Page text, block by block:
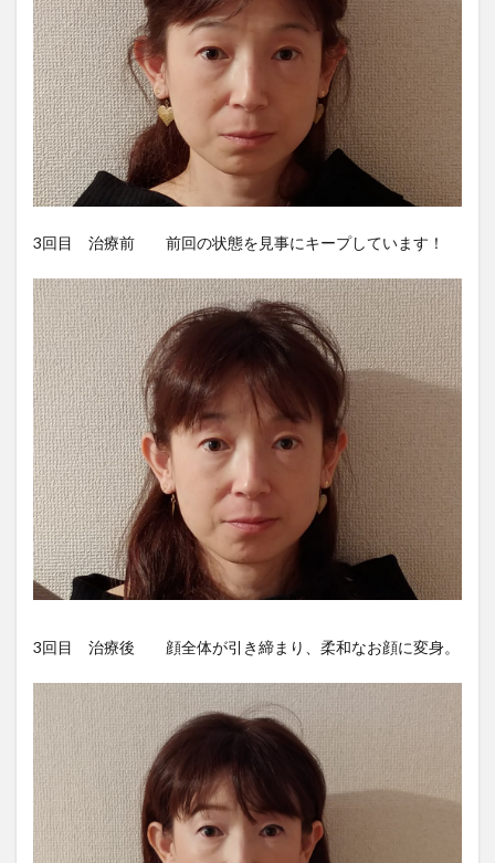
3回目 治療前 前回の状態を見事にキープしています！
3回目 治療後 顔全体が引き締まり、柔和なお顔に変身。